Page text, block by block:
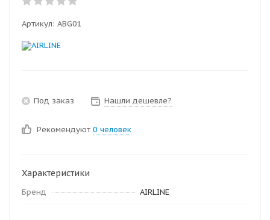
Артикул: ABG01
Под заказ Нашли дешевле?
Рекомендуют 0 человек
Характеристики
Бренд AIRLINE